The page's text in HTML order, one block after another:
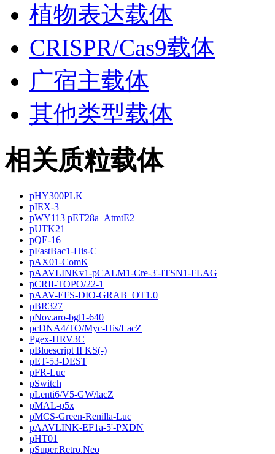
植物表达载体
CRISPR/Cas9载体
广宿主载体
其他类型载体
相关质粒载体
pHY300PLK
pIEX-3
pWY113 pET28a_AtmtE2
pUTK21
pQE-16
pFastBac1-His-C
pAX01-ComK
pAAVLINKv1-pCALM1-Cre-3'-ITSN1-FLAG
pCRII-TOPO/22-1
pAAV-EFS-DIO-GRAB_OT1.0
pBR327
pNov.aro-bgl1-640
pcDNA4/TO/Myc-His/LacZ
Pgex-HRV3C
pBluescript II KS(-)
pET-53-DEST
pFR-Luc
pSwitch
pLenti6/V5-GW/lacZ
pMAL-p5x
pMCS-Green-Renilla-Luc
pAAVLINK-EF1a-5'-PXDN
pHT01
pSuper.Retro.Neo